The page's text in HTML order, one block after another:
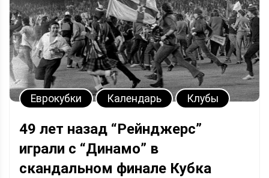
Еврокубки Календарь Клубы
49 лет назад “Рейнджерс”
играли с “Динамо” в
скандальном финале Кубка